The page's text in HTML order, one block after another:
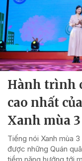
Hành trình
cao nhất
Xanh mùa 3
Tiếng nói Xanh mùa
được những Quán
tiềm năng hướng tới